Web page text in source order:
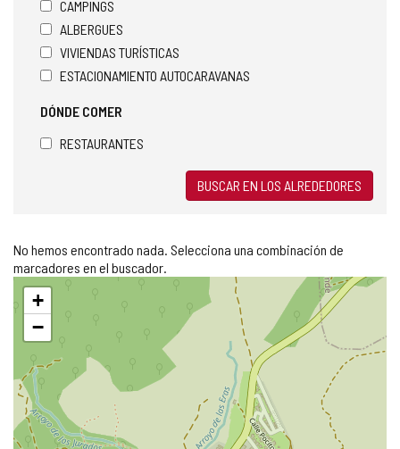
CAMPINGS
ALBERGUES
VIVIENDAS TURÍSTICAS
ESTACIONAMIENTO AUTOCARAVANAS
DÓNDE COMER
RESTAURANTES
BUSCAR EN LOS ALREDEDORES
No hemos encontrado nada. Selecciona una combinación de
marcadores en el buscador.
Saltar
mapa
+
−